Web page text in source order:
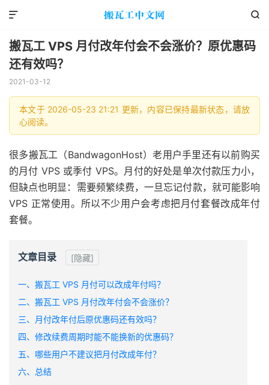


搬瓦工 VPS 月付改年付会不会涨价？原优惠码
还有效吗？
2021-03-12
本文于 2026-05-23 21:21 更新，内容已保持最新状态，请放
心阅读。
很多搬瓦工（BandwagonHost）老用户手里还有以前购买
的月付 VPS 或季付 VPS。月付的好处是单次付款压力小，
但缺点也明显：需要频繁续费，一旦忘记付款，就可能影响
VPS 正常使用。所以不少用户会考虑把月付套餐改成年付
套餐。
文章目录 [隐藏]
一、搬瓦工 VPS 月付可以改成年付吗？
二、搬瓦工 VPS 月付改年付会不会涨价？
三、月付改年付后原优惠码还有效吗？
四、修改续费周期时能不能换新的优惠码？
五、哪些用户不建议把月付改成年付？
六、总结